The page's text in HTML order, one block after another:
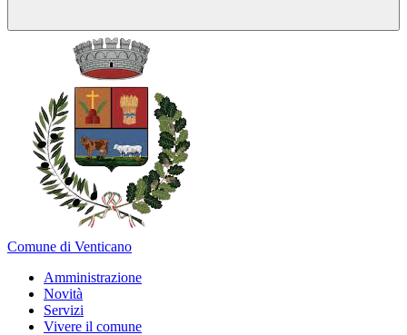
Comune di Venticano
Amministrazione
Novità
Servizi
Vivere il comune